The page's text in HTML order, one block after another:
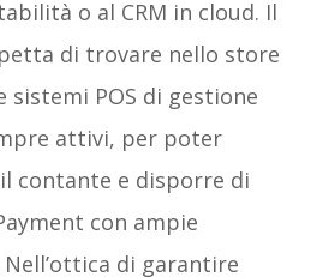
o al CRM in cloud. Il
di trovare nello store
sistemi POS di gestione
attivi, per poter
contante e disporre di
con ampie
di garantire